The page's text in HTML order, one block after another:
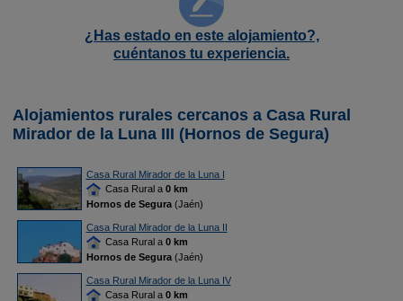
¿Has estado en este alojamiento?,
cuéntanos tu experiencia.
Alojamientos rurales cercanos a Casa Rural
Mirador de la Luna III (Hornos de Segura)
Casa Rural Mirador de la Luna I
Casa Rural a 0 km
Hornos de Segura(Jaén)
Casa Rural Mirador de la Luna II
Casa Rural a 0 km
Hornos de Segura(Jaén)
Casa Rural Mirador de la Luna IV
Casa Rural a 0 km